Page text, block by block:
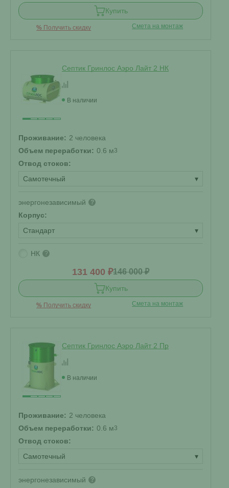
Купить
% Получить скидку Смета на монтаж
Септик Гринлос Аэро Лайт 2 НК
В наличии
Проживание: 2 человека
Объем переработки: 0.6 м3
Отвод стоков:
Самотечный
▾
энергонезависимый ?
Корпус:
Стандарт
▾
НК ?
131 400 ₽146 000 ₽
Купить
% Получить скидку Смета на монтаж
Септик Гринлос Аэро Лайт 2 Пр
В наличии
Проживание: 2 человека
Объем переработки: 0.6 м3
Отвод стоков:
Самотечный
▾
энергонезависимый ?